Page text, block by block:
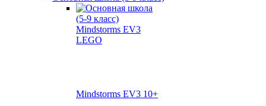
Mindstorms EV3 10+